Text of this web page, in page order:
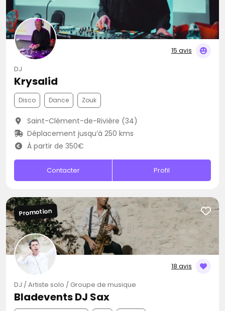
15 avis
DJ
Krysalid
Disco Dance Zouk
Saint-Clément-de-Rivière (34)
Déplacement jusqu’à 250 kms
À partir de 350€
Contacter Profil
18 avis
Promotion
DJ / Artiste solo / Groupe de musique
Bladevents DJ Sax